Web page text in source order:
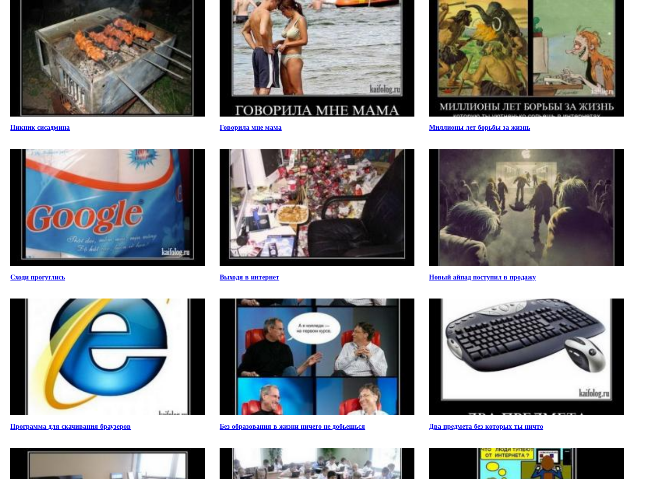
Пикник сисадмина Говорила мне мама Миллионы лет борьбы за жизнь
Сходи прогуглись Выходя в интернет Новый айпад поступил в продажу
Программа для скачивания браузеров Без образования в жизни ничего не добьешься Два предмета без которых ты ничто